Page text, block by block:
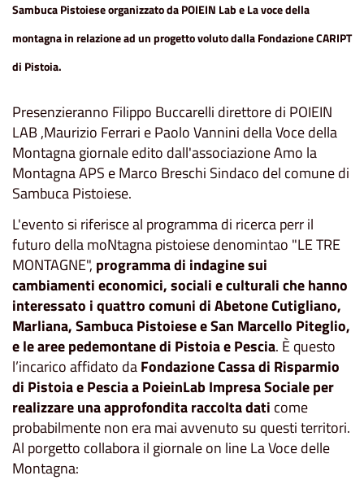
Sambuca Pistoiese organizzato da POIEIN Lab e La voce della
montagna in relazione ad un progetto voluto dalla Fondazione CARIPT
di Pistoia.
Presenzieranno Filippo Buccarelli direttore di POIEIN
LAB ,Maurizio Ferrari e Paolo Vannini della Voce della
Montagna giornale edito dall'associazione Amo la
Montagna APS e Marco Breschi Sindaco del comune di
Sambuca Pistoiese.
L'evento si riferisce al programma di ricerca perr il
futuro della moNtagna pistoiese denomintao "LE TRE
MONTAGNE", programma di indagine sui
cambiamenti economici, sociali e culturali che hanno
interessato i quattro comuni di Abetone Cutigliano,
Marliana, Sambuca Pistoiese e San Marcello Piteglio,
e le aree pedemontane di Pistoia e Pescia. È questo
l’incarico affidato daFondazione Cassa di Risparmio
di Pistoia e Pescia a PoieinLab Impresa Sociale per
realizzare una approfondita raccolta dati come
probabilmente non era mai avvenuto su questi territori.
Al porgetto collabora il giornale on line La Voce delle
Montagna: